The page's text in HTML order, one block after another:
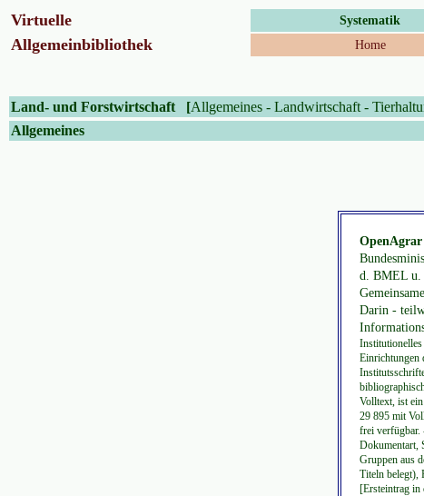
Virtuelle Systematik
Allgemeinbibliothek Home
Land- und Forstwirtschaft [Allgemeines - Landwirtschaft -
Allgemeines
d. BMEL u.
Darin -
Einrichtungen
Volltext, ist
29 895 mit
frei verfügbar.
Dokumentart,
Gruppen aus
Titeln belegt),
[Ersteintrag